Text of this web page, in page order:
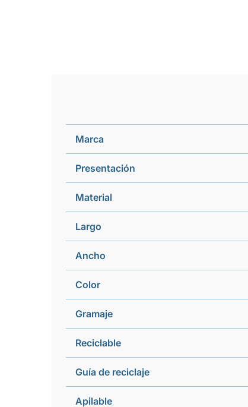
Marca
Presentación
Material
Largo
Ancho
Color
Gramaje
Reciclable
Guía de reciclaje
Apilable